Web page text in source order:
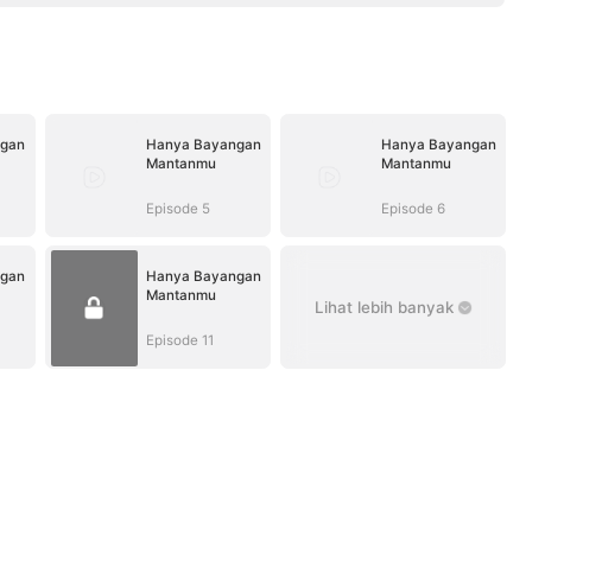
Hanya Bayangan
Mantanmu
Episode 5
Hanya Bayangan
Mantanmu
Episode 6
Hanya Bayangan
Mantanmu
Episode 11
Lihat lebih banyak